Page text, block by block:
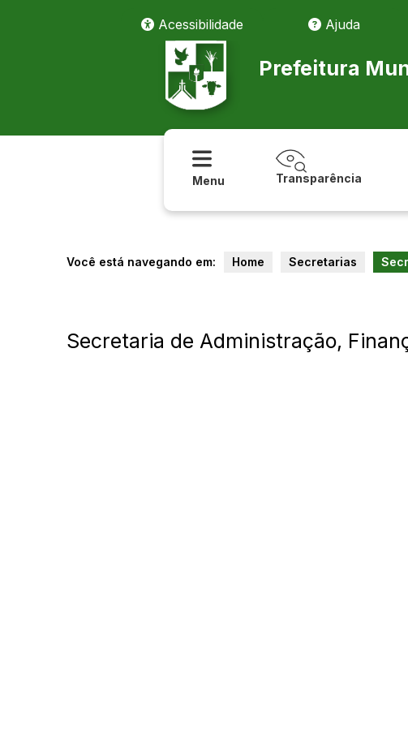
Acessibilidade
Ajuda
Prefeitura
Menu Transparência
Você está navegando em: Home Secretarias
Secretaria de Administração,